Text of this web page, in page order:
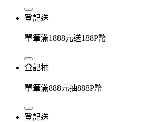
登記送
單筆滿1888元送188P幣
登記抽
單筆滿888元抽888P幣
登記送